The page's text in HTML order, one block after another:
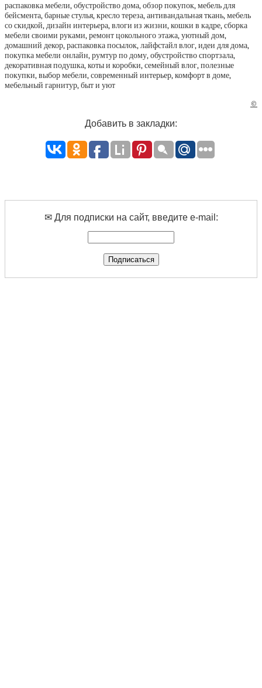
распаковка мебели, обустройство дома, обзор покупок, мебель для
бейсмента, барные стулья, кресло тереза, антивандальная ткань, мебель
со скидкой, дизайн интерьера, влоги из жизни, кошки в кадре, сборка
мебели своими руками, ремонт цокольного этажа, уютный дом,
домашний декор, распаковка посылок, лайфстайл влог, идеи для дома,
покупка мебели онлайн, румтур по дому, обустройство спортзала,
декоративная подушка, коты и коробки, семейный влог, полезные
покупки, выбор мебели, современный интерьер, комфорт в доме,
мебельный гарнитур, быт и уют
©
Добавить в закладки:
✉ Для подписки на сайт, введите e-mail: